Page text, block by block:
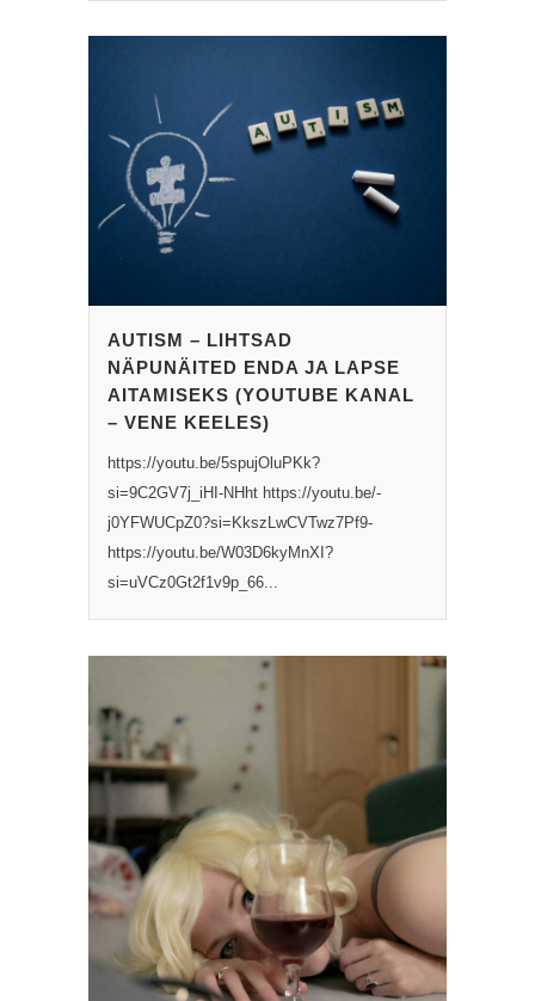
AUTISM – LIHTSAD
NÄPUNÄITED ENDA JA LAPSE
AITAMISEKS (YOUTUBE KANAL
– VENE KEELES)
https://youtu.be/5spujOluPKk?
si=9C2GV7j_iHI-NHht https://youtu.be/-
j0YFWUCpZ0?si=KkszLwCVTwz7Pf9-
https://youtu.be/W03D6kyMnXI?
si=uVCz0Gt2f1v9p_66...